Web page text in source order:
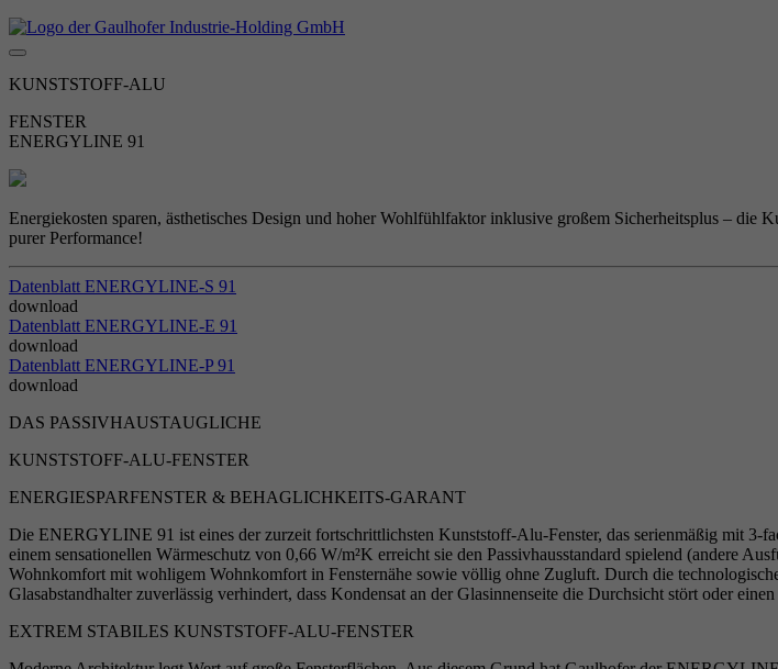
KUNSTSTOFF-ALU
FENSTER
ENERGYLINE 91
Energiekosten sparen, ästhetisches Design und hoher Wohlfühlfaktor inklusive großem Sicherheitsplus –
purer Performance!
Datenblatt ENER­GY­LINE-S 91
download
Datenblatt ENER­GY­LINE-E 91
download
Datenblatt ENER­GY­LINE-P 91
download
DAS PASSIVHAUSTAUGLICHE
KUNSTSTOFF-ALU-FENSTER
ENERGIESPARFENSTER & BEHAGLICHKEITS-GARANT
Die ENERGYLINE 91 ist eines der zurzeit fortschrittlichsten Kunststoff-Alu-Fenster, das serienmäßig mit 3-
einem sensationellen Wärmeschutz von 0,66 W/m²K erreicht sie den Passivhausstandard spielend (andere
Wohnkomfort mit wohligem Wohnkomfort in Fensternähe sowie völlig ohne Zugluft. Durch die
Glasabstandhalter zuverlässig verhindert, dass Kondensat an der Glasinnenseite die Durchsicht stört oder
EXTREM STABILES KUNSTSTOFF-ALU-FENSTER